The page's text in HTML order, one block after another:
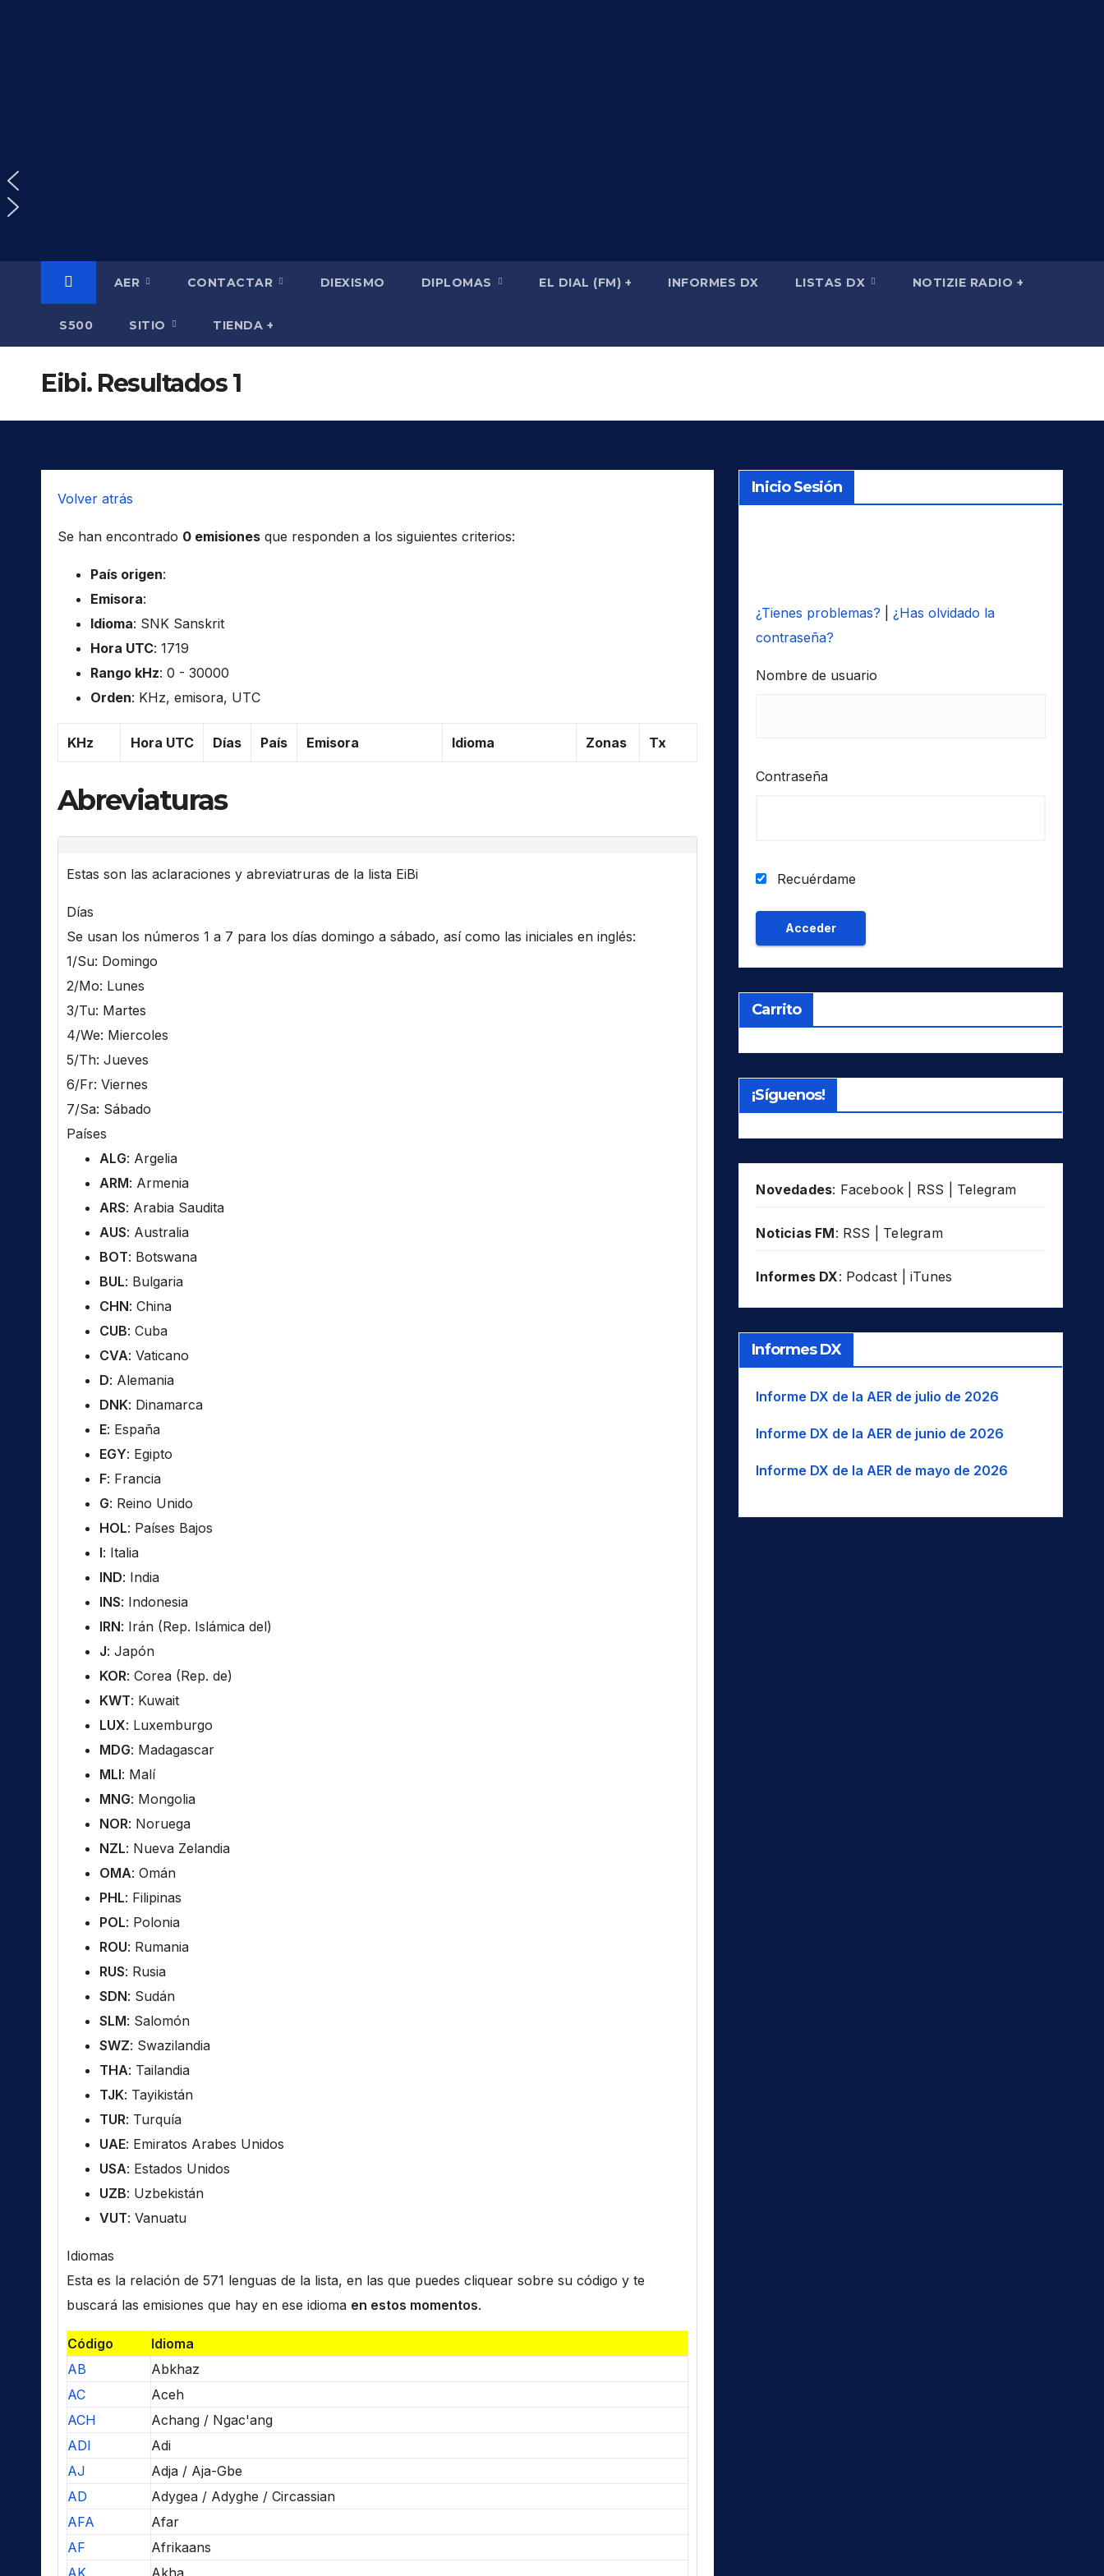
AER CONTACTAR DIEXISMO DIPLOMAS EL DIAL (FM) + INFORMES DX LISTAS DX NOTIZIE RADIO +
S500 SITIO TIENDA +
Eibi. Resultados 1
Volver atrás
Se han encontrado 0 emisiones que responden a los siguientes criterios:
País origen:
Emisora:
Idioma: SNK Sanskrit
Hora UTC: 1719
Rango kHz: 0 - 30000
Orden: KHz, emisora, UTC
KHz Hora UTC Días País Emisora Idioma Zonas Tx
Abreviaturas
Estas son las aclaraciones y abreviatruras de la lista EiBi
Días
Se usan los números 1 a 7 para los días domingo a sábado, así como las iniciales en inglés:
1/Su: Domingo
2/Mo: Lunes
3/Tu: Martes
4/We: Miercoles
5/Th: Jueves
6/Fr: Viernes
7/Sa: Sábado
Países
ALG: Argelia
ARM: Armenia
ARS: Arabia Saudita
AUS: Australia
BOT: Botswana
BUL: Bulgaria
CHN: China
CUB: Cuba
CVA: Vaticano
D: Alemania
DNK: Dinamarca
E: España
EGY: Egipto
F: Francia
G: Reino Unido
HOL: Países Bajos
I: Italia
IND: India
INS: Indonesia
IRN: Irán (Rep. Islámica del)
J: Japón
KOR: Corea (Rep. de)
KWT: Kuwait
LUX: Luxemburgo
MDG: Madagascar
MLI: Malí
MNG: Mongolia
NOR: Noruega
NZL: Nueva Zelandia
OMA: Omán
PHL: Filipinas
POL: Polonia
ROU: Rumania
RUS: Rusia
SDN: Sudán
SLM: Salomón
SWZ: Swazilandia
THA: Tailandia
TJK: Tayikistán
TUR: Turquía
UAE: Emiratos Arabes Unidos
USA: Estados Unidos
UZB: Uzbekistán
VUT: Vanuatu
Idiomas
Esta es la relación de 571 lenguas de la lista, en las que puedes cliquear sobre su código y te
buscará las emisiones que hay en ese idioma en estos momentos.
Código
Idioma
AB
Abkhaz
AC
Aceh
ACH
Achang / Ngac'ang
ADI
Adi
AJ
Adja / Aja-Gbe
AD
Adygea / Adyghe / Circassian
AFA
Afar
AF
Afrikaans
Inicio Sesión
¿Tienes problemas?
¿Has olvidado la
contraseña?
Nombre de usuario
Contraseña
Recuérdame
Carrito
¡Síguenos!
Novedades: Facebook RSS Telegram
Noticias FM: RSS Telegram
Informes DX: Podcast iTunes
Informes DX
Informe DX de la AER de julio de 2026
Informe DX de la AER de junio de 2026
Informe DX de la AER de mayo de 2026